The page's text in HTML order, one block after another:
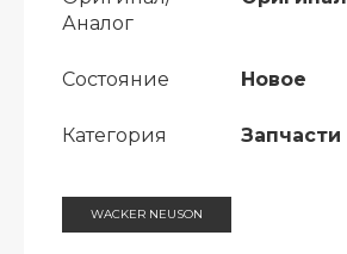
Аналог
Состояние Новое
Категория Запчасти
WACKER NEUSON